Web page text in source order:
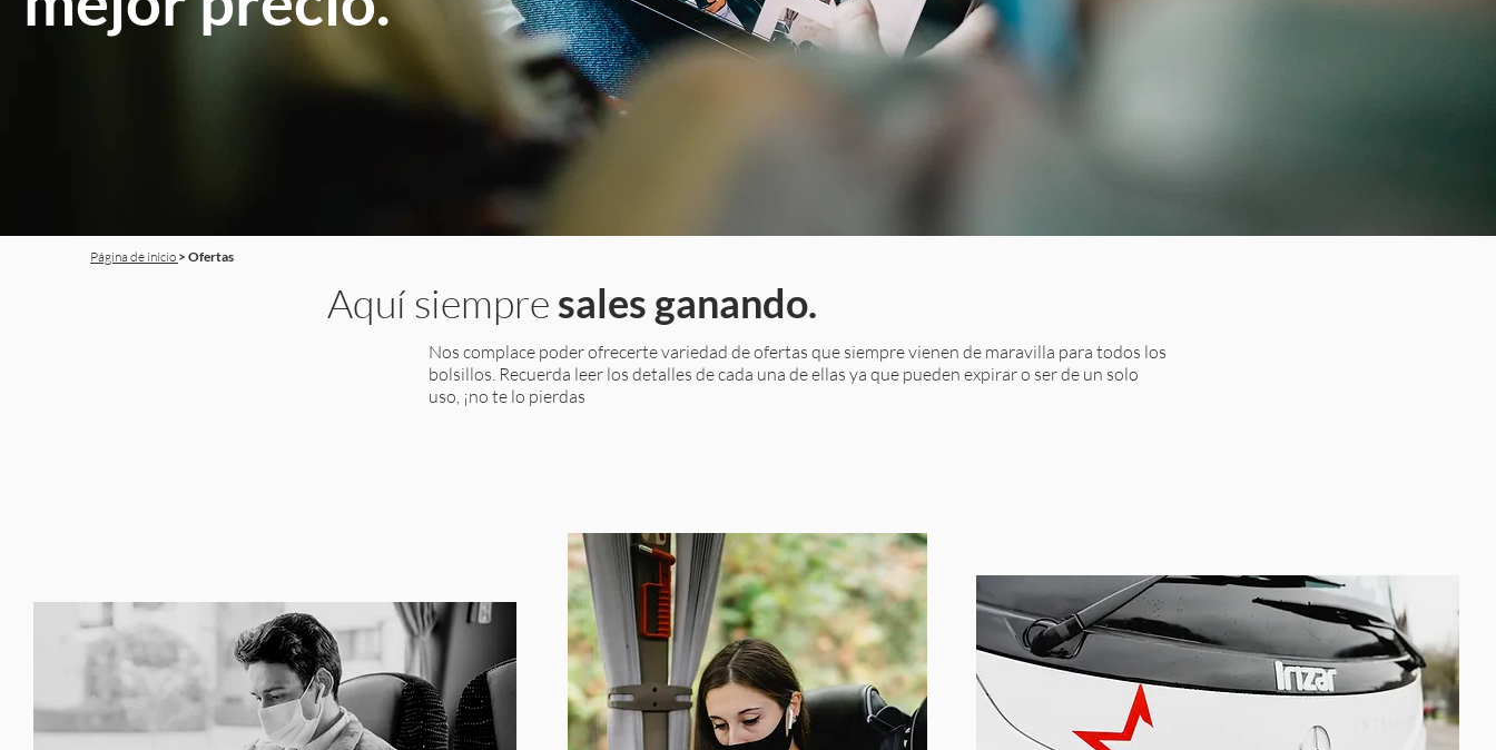
​Página de inicio > Ofertas
Aquí siempre sales ganando.
Nos complace poder ofrecerte variedad de ofertas que siempre vienen de maravilla para todos los
bolsillos. Recuerda leer los detalles de cada una de ellas ya que pueden expirar o ser de un solo
uso, ¡no te lo pierdas